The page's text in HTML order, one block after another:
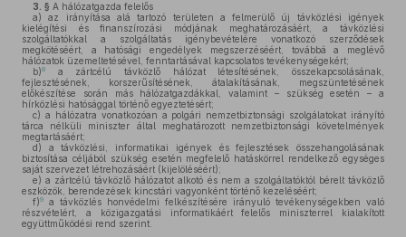
3. § A hálózatgazda felelős
a) az irányítása alá tartozó területen a felmerülő új távközlési igények
kielégítési és finanszírozási módjának meghatározásáért, a távközlési
szolgáltatókkal a szolgáltatás igénybevételére vonatkozó szerződések
megkötéséért, a hatósági engedélyek megszerzéséért, továbbá a meglévő
hálózatok üzemeltetésével, fenntartásával kapcsolatos tevékenységekért;
b)8
a zártcélú távközlő hálózat létesítésének, összekapcsolásának,
fejlesztésének, korszerűsítésének, átalakításának, megszüntetésének
előkészítése során más hálózatgazdákkal, valamint – szükség esetén – a
hírközlési hatósággal történő egyeztetésért;
c) a hálózatra vonatkozóan a polgári nemzetbiztonsági szolgálatokat irányító
tárca nélküli miniszter által meghatározott nemzetbiztonsági követelmények
megtartásáért;
d) a távközlési, informatikai igények és fejlesztések összehangolásának
biztosítása céljából szükség esetén megfelelő hatáskörrel rendelkező egységes
saját szervezet létrehozásáért (kijelöléséért);
e) a zártcélú távközlő hálózatot alkotó és nem a szolgáltatóktól bérelt távközlő
eszközök, berendezések kincstári vagyonként történő kezeléséért;
f)9
a távközlés honvédelmi felkészítésére irányuló tevékenységekben való
részvételért, a közigazgatási informatikáért felelős miniszterrel kialakított
együttműködési rend szerint.